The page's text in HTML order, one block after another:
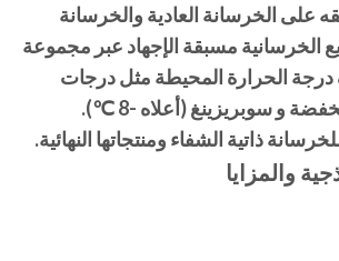
على الخرسانة العادية والخرسانة
الخرسانية مسبقة الإجهاد عبر مجموعة
الحرارة المحيطة مثل درجات
و سوبريزينغ (أعلاه -8 ℃).
ذاتية الشفاء ومنتجاتها النهائية.
والمزايا